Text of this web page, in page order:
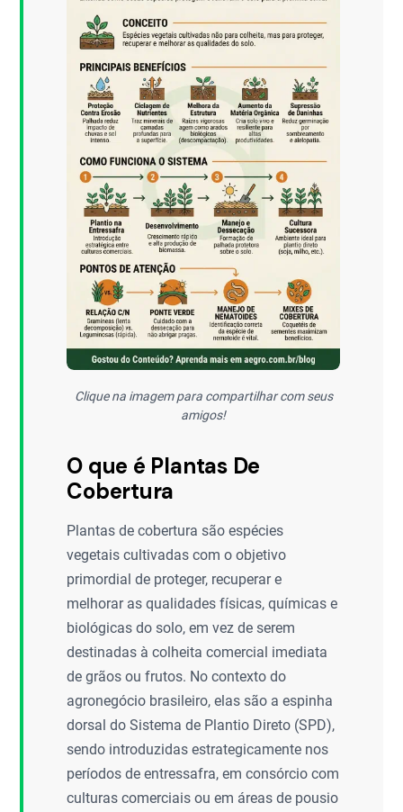
Clique na imagem para compartilhar com seus
amigos!
O que é Plantas De
Cobertura
Plantas de cobertura são espécies
vegetais cultivadas com o objetivo
primordial de proteger, recuperar e
melhorar as qualidades físicas, químicas e
biológicas do solo, em vez de serem
destinadas à colheita comercial imediata
de grãos ou frutos. No contexto do
agronegócio brasileiro, elas são a espinha
dorsal do Sistema de Plantio Direto (SPD),
sendo introduzidas estrategicamente nos
períodos de entressafra, em consórcio com
culturas comerciais ou em áreas de pousio